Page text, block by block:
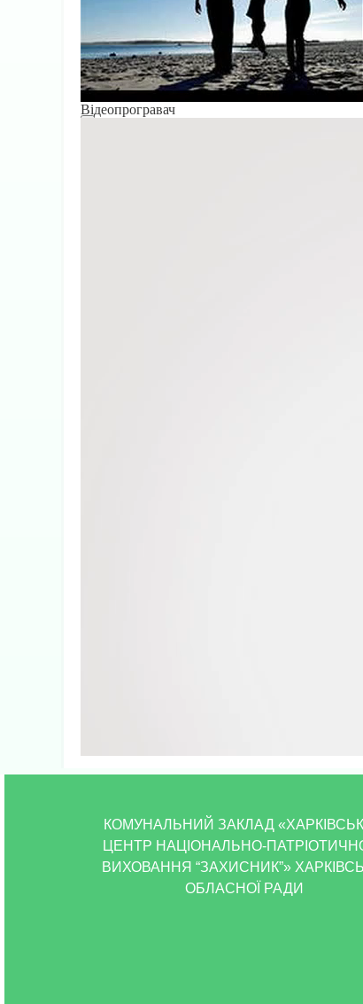
Відеопрогравач
Використовуйте клавіші зі стрілками
КОМУНАЛЬНИЙ ЗАКЛАД
ЦЕНТР НАЦІОНАЛЬНО-
ВИХОВАННЯ “ЗАХИСНИК”»
ОБЛАСНОЇ РАДИ